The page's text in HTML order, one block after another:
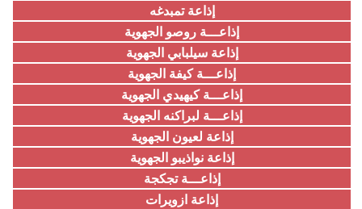
إذاعة تمبدغه
إذاعـــة روصو الجهوية
إذاعة سيلبابي الجهوية
إذاعـــة كيفة الجهوية
إذاعـــة كيهيدي الجهوية
إذاعـــة لبراكنه الجهوية
إذاعة لعيون الجهوية
إذاعة نواذيبو الجهوية
إذاعـــة تجكجة
إذاعة ازويرات